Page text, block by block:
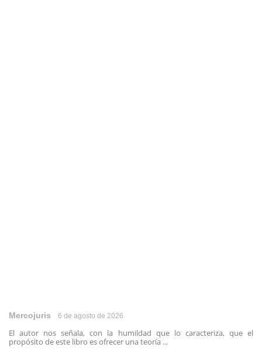
Mercojuris 6 de agosto de 2026
El autor nos señala, con la humildad que lo caracteriza, que el
propósito de este libro es ofrecer una teoría ...